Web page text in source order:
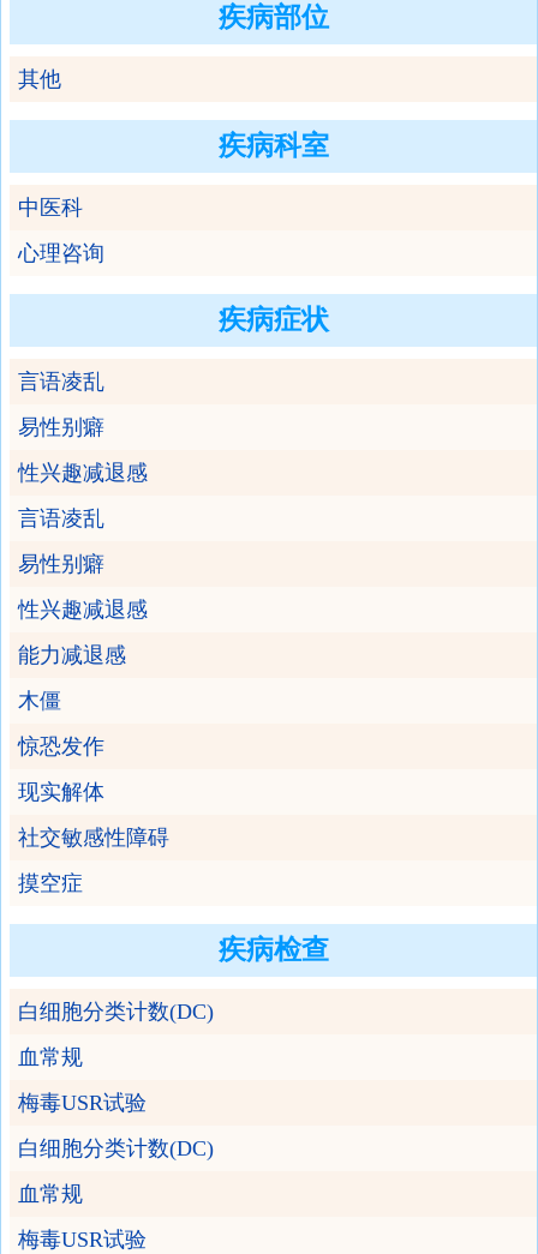
疾病部位
其他
疾病科室
中医科
心理咨询
疾病症状
言语凌乱
易性别癖
性兴趣减退感
言语凌乱
易性别癖
性兴趣减退感
能力减退感
木僵
惊恐发作
现实解体
社交敏感性障碍
摸空症
疾病检查
白细胞分类计数(DC)
血常规
梅毒USR试验
白细胞分类计数(DC)
血常规
梅毒USR试验